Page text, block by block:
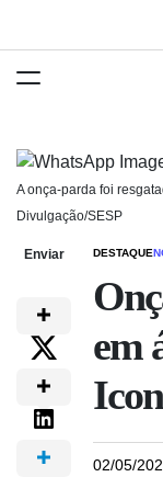
A onça-parda foi
Divulgação/SESP
Enviar DESTAQUE
em
02/05/